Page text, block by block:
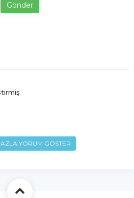
Gönder
YORUM GÖSTER